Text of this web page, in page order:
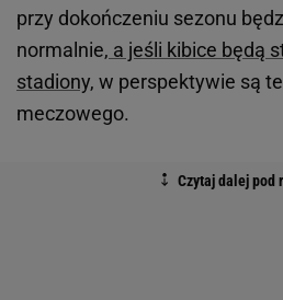
przy dokończeniu sezonu
normalnie, a jeśli kibice będą
stadiony, w perspektywie są
meczowego.